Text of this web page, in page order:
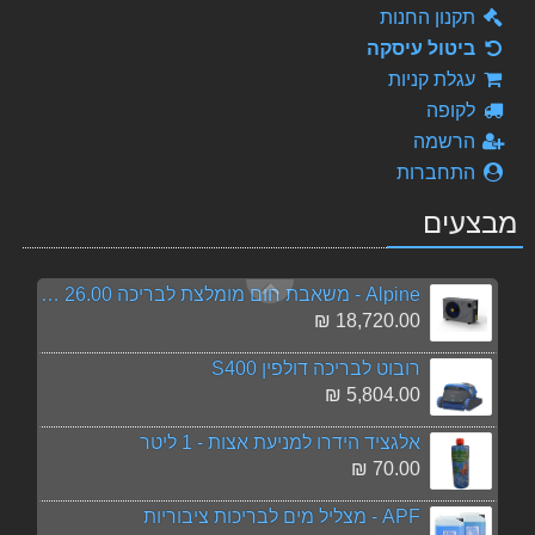
תקנון החנות
ביטול עיסקה
עגלת קניות
לקופה
הרשמה
התחברות
מבצעים
5,082.00 ₪
100 מקלות לבדיקת מים
130.00 ₪
89.00 ₪
Alpine - משאבת חום מומלצת לבריכה 26.00 Kw
18,720.00 ₪
רובוט לבריכה דולפין S400
5,804.00 ₪
אלגציד הידרו למניעת אצות - 1 ליטר
70.00 ₪
APF - מצליל מים לבריכות ציבוריות